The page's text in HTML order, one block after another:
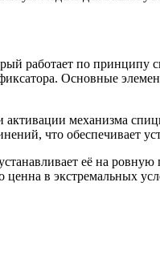
работает по принципу
Основные
активации механизма
что обеспечивает
её на
в экстремальных